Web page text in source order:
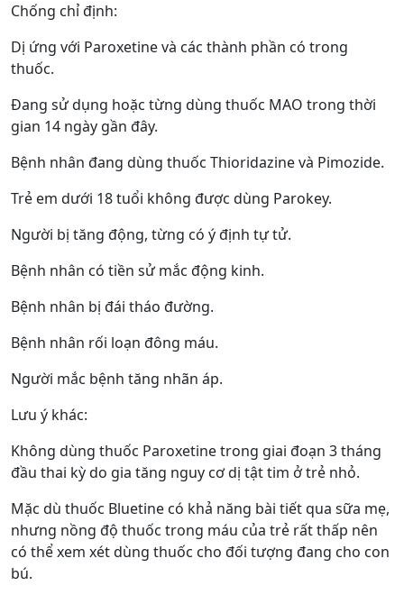
Chống chỉ định:
Dị ứng với Paroxetine và các thành phần có trong
thuốc.
Đang sử dụng hoặc từng dùng thuốc MAO trong thời
gian 14 ngày gần đây.
Bệnh nhân đang dùng thuốc Thioridazine và Pimozide.
Trẻ em dưới 18 tuổi không được dùng Parokey.
Người bị tăng động, từng có ý định tự tử.
Bệnh nhân có tiền sử mắc động kinh.
Bệnh nhân bị đái tháo đường.
Bệnh nhân rối loạn đông máu.
Người mắc bệnh tăng nhãn áp.
Lưu ý khác:
Không dùng thuốc Paroxetine trong giai đoạn 3 tháng
đầu thai kỳ do gia tăng nguy cơ dị tật tim ở trẻ nhỏ.
Mặc dù thuốc Bluetine có khả năng bài tiết qua sữa mẹ,
nhưng nồng độ thuốc trong máu của trẻ rất thấp nên
có thể xem xét dùng thuốc cho đối tượng đang cho con
bú.